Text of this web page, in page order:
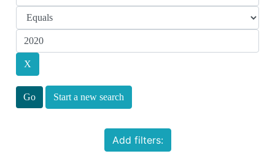
Start a new search
Add filters: